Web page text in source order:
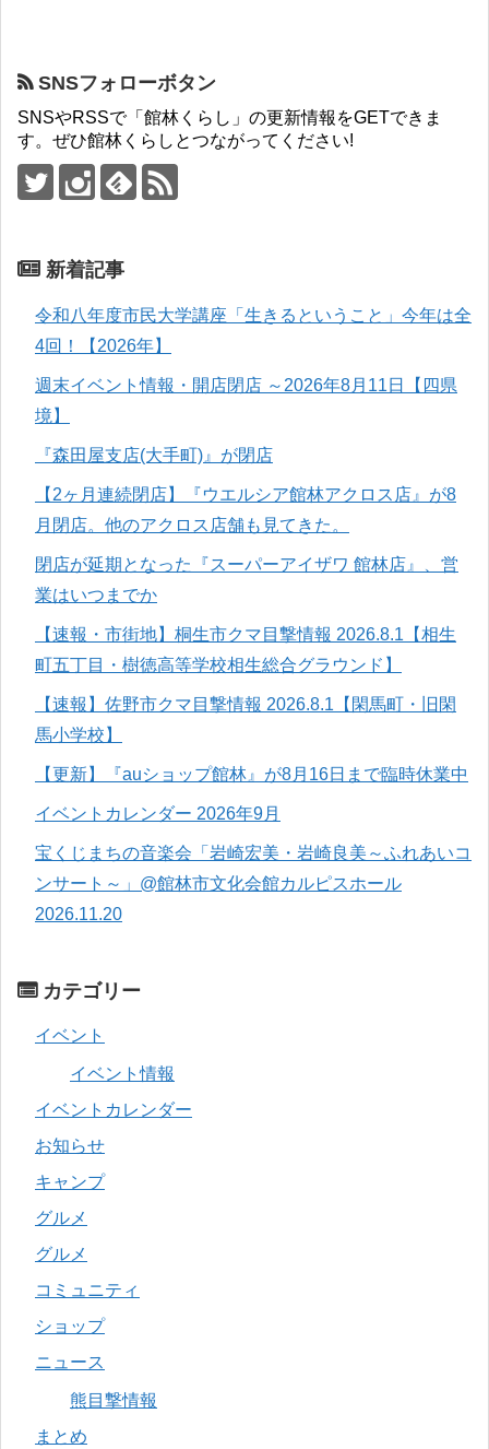
SNSフォローボタン
SNSやRSSで「館林くらし」の更新情報をGETできま
す。ぜひ館林くらしとつながってください!
新着記事
令和八年度市民大学講座「生きるということ」今年は全
4回！【2026年】
週末イベント情報・開店閉店 ～2026年8月11日【四県
境】
『森田屋支店(大手町)』が閉店
【2ヶ月連続閉店】『ウエルシア館林アクロス店』が8
月閉店。他のアクロス店舗も見てきた。
閉店が延期となった『スーパーアイザワ 館林店』、営
業はいつまでか
【速報・市街地】桐生市クマ目撃情報 2026.8.1【相生
町五丁目・樹徳高等学校相生総合グラウンド】
【速報】佐野市クマ目撃情報 2026.8.1【閑馬町・旧閑
馬小学校】
【更新】『auショップ館林』が8月16日まで臨時休業中
イベントカレンダー 2026年9月
宝くじまちの音楽会「岩崎宏美・岩崎良美～ふれあいコ
ンサート～」@館林市文化会館カルピスホール
2026.11.20
カテゴリー
イベント
イベント情報
イベントカレンダー
お知らせ
キャンプ
グルメ
グルメ
コミュニティ
ショップ
ニュース
熊目撃情報
まとめ